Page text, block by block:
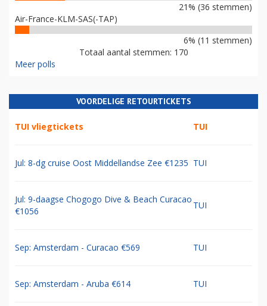
21% (36 stemmen)
Air-France-KLM-SAS(-TAP)
6% (11 stemmen)
Totaal aantal stemmen: 170
Meer polls
VOORDELIGE RETOURTICKETS
TUI vliegtickets TUI
Jul: 8-dg cruise Oost Middellandse Zee €1235 TUI
Jul: 9-daagse Chogogo Dive & Beach Curacao
€1056
TUI
Sep: Amsterdam - Curacao €569 TUI
Sep: Amsterdam - Aruba €614 TUI